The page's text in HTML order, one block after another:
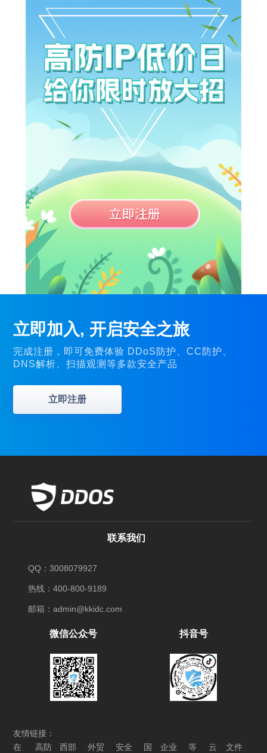
立即加入, 开启安全之旅
完成注册，即可免费体验 DDoS防护、CC防护、
DNS解析、扫描观测等多款安全产品
立即注册
联系我们
QQ：3008079927
热线：400-800-9189
邮箱：admin@kkidc.com
微信公众号 抖音号
友情链接：
在
高防 西部 外贸 安全 国 企业 等 云 文件